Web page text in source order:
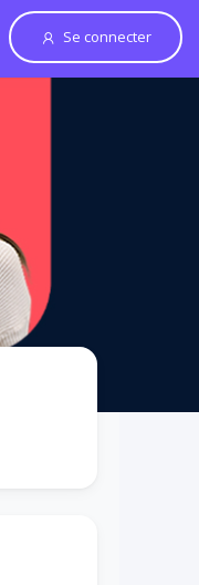
Se connecter